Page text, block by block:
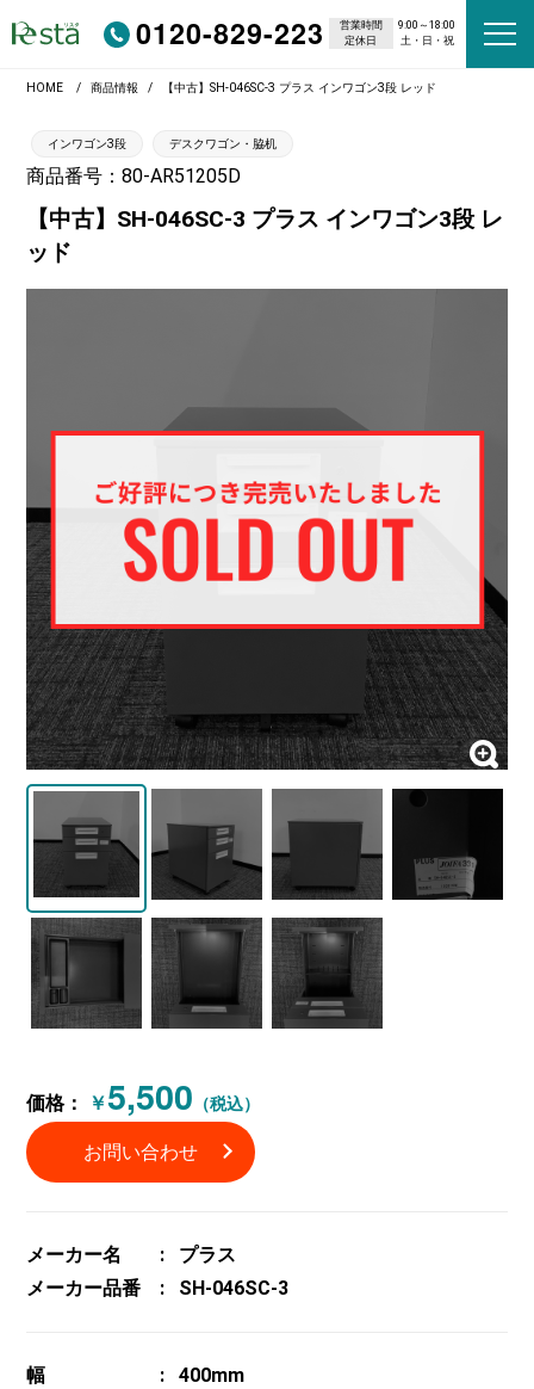
0120-829-223 営業時間
9:00～18:00
定休日
土・日・祝
HOME 商品情報 【中古】SH-046SC-3 プラス インワゴン3段 レッド
インワゴン3段 デスクワゴン・脇机
商品番号：80-AR51205D
【中古】SH-046SC-3 プラス インワゴン3段 レ
ッド
価格： ￥5,500 （税込）
お問い合わせ
メーカー名
プラス
メーカー品番
SH-046SC-3
幅
400mm